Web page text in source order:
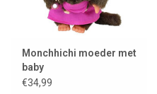
Monchhichi moeder met
baby
€34,99